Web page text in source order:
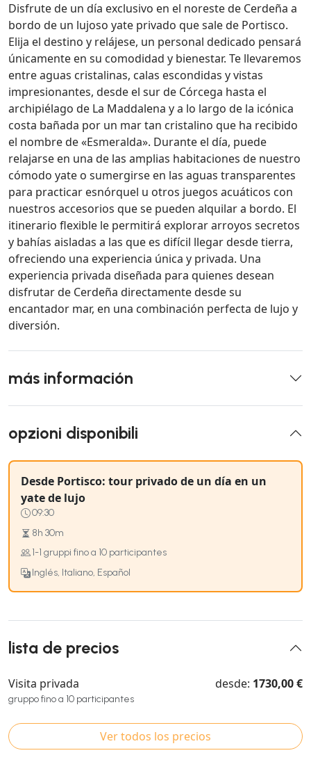
Disfrute de un día exclusivo en el noreste de Cerdeña a
bordo de un lujoso yate privado que sale de Portisco.
Elija el destino y relájese, un personal dedicado pensará
únicamente en su comodidad y bienestar. Te llevaremos
entre aguas cristalinas, calas escondidas y vistas
impresionantes, desde el sur de Córcega hasta el
archipiélago de La Maddalena y a lo largo de la icónica
costa bañada por un mar tan cristalino que ha recibido
el nombre de «Esmeralda». Durante el día, puede
relajarse en una de las amplias habitaciones de nuestro
cómodo yate o sumergirse en las aguas transparentes
para practicar esnórquel u otros juegos acuáticos con
nuestros accesorios que se pueden alquilar a bordo. El
itinerario flexible le permitirá explorar arroyos secretos
y bahías aisladas a las que es difícil llegar desde tierra,
ofreciendo una experiencia única y privada. Una
experiencia privada diseñada para quienes desean
disfrutar de Cerdeña directamente desde su
encantador mar, en una combinación perfecta de lujo y
diversión.
más información
opzioni disponibili
Desde Portisco: tour privado de un día en un
yate de lujo
09:30
8h 30m
1-1 gruppi fino a 10 participantes
Inglés, Italiano, Español
lista de precios
Visita privada
gruppo fino a 10 participantes
desde: 1730,00 €
Ver todos los precios